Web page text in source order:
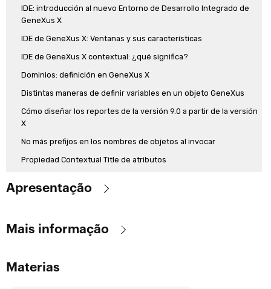
IDE: introducción al nuevo Entorno de Desarrollo Integrado de
GeneXus X
IDE de GeneXus X: Ventanas y sus características
IDE de GeneXus X contextual: ¿qué significa?
Dominios: definición en GeneXus X
Distintas maneras de definir variables en un objeto GeneXus
Cómo diseñar los reportes de la versión 9.0 a partir de la versión
X
No más prefijos en los nombres de objetos al invocar
Propiedad Contextual Title de atributos
Debugger (Opcional)
Cómo definir atributos redundantes (Opcional)
Apresentação
versões anteriores de GeneXus, com importantes mudanças que
forma em que se prototipa (não haverá mais modelos de design,
Mais informação
El objetivo de este curso es la capacitación en el uso de la versión
Materias